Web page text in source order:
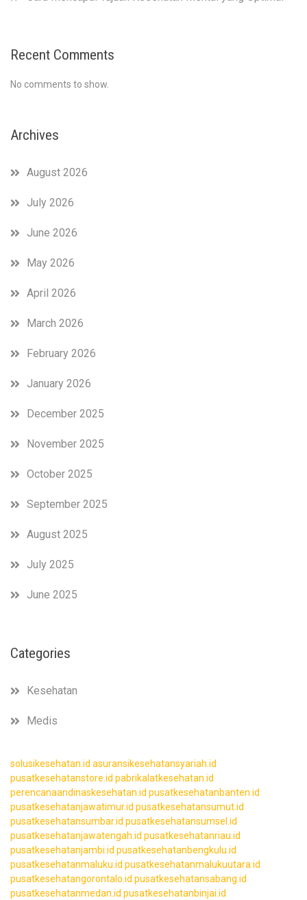
Recent Comments
No comments to show.
Archives
August 2026
July 2026
June 2026
May 2026
April 2026
March 2026
February 2026
January 2026
December 2025
November 2025
October 2025
September 2025
August 2025
July 2025
June 2025
Categories
Kesehatan
Medis
solusikesehatan.id asuransikesehatansyariah.id
pusatkesehatanstore.id pabrikalatkesehatan.id
perencanaandinaskesehatan.id pusatkesehatanbanten.id
pusatkesehatanjawatimur.id pusatkesehatansumut.id
pusatkesehatansumbar.id pusatkesehatansumsel.id
pusatkesehatanjawatengah.id pusatkesehatanriau.id
pusatkesehatanjambi.id pusatkesehatanbengkulu.id
pusatkesehatanmaluku.id pusatkesehatanmalukuutara.id
pusatkesehatangorontalo.id pusatkesehatansabang.id
pusatkesehatanmedan.id pusatkesehatanbinjai.id